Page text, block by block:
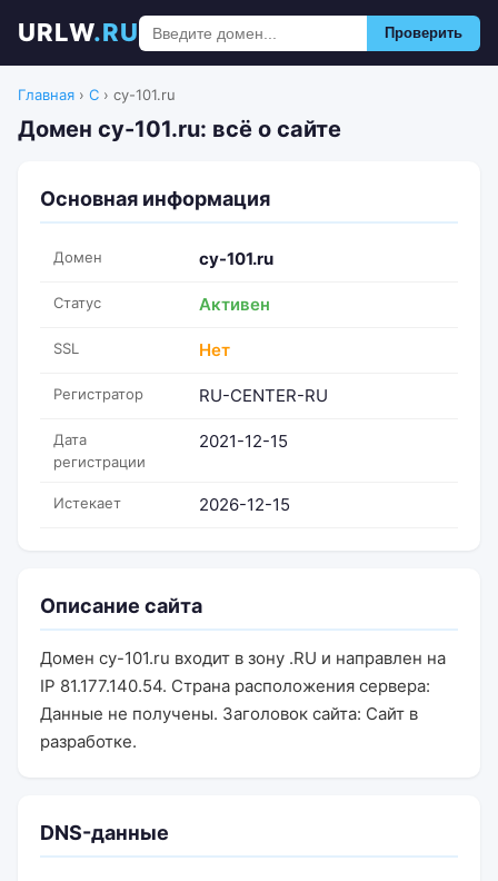
URLW.RU Проверить
Главная › C › cy-101.ru
Домен cy-101.ru: всё о сайте
Основная информация
Домен cy-101.ru
Статус Активен
SSL Нет
Регистратор RU-CENTER-RU
Дата
регистрации
2021-12-15
Истекает 2026-12-15
Описание сайта
Домен cy-101.ru входит в зону .RU и направлен на
IP 81.177.140.54. Страна расположения сервера:
Данные не получены. Заголовок сайта: Сайт в
разработке.
DNS-данные